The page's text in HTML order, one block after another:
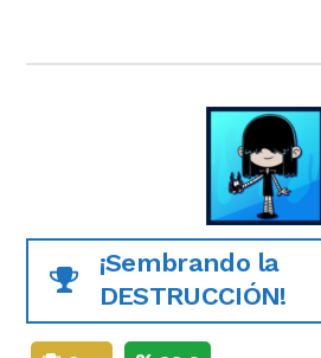
¡Sembrando la
DESTRUCCIÓN!